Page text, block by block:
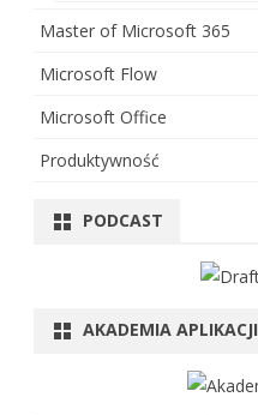
Master of Microsoft 365
Microsoft Flow
Microsoft Office
Produktywność
PODCAST
AKADEMIA APLIKACJI